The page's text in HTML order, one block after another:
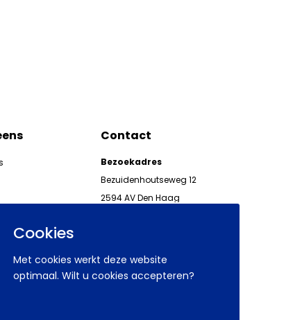
Cookies
Met cookies werkt deze website
optimaal. Wilt u cookies accepteren?
AWVN
Contact
Bezoekadres
Bezuidenhoutseweg 12
2594 AV Den Haag
werkgeverslijn@awvn.nl